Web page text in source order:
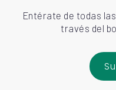
Entérate de todas
través del